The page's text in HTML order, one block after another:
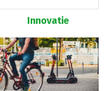
Innovatie